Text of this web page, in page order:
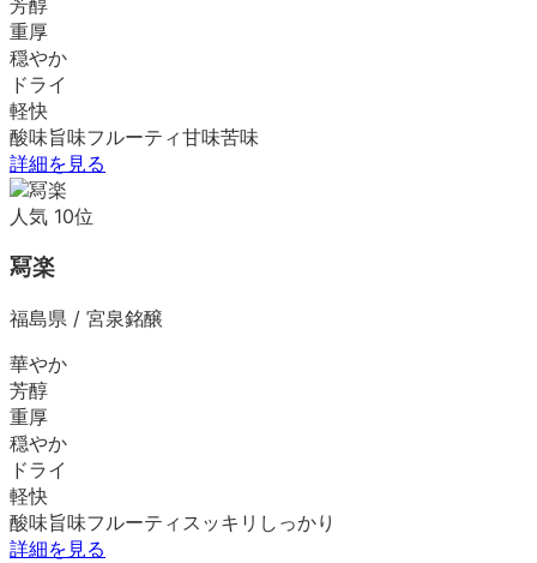
重厚
穏やか
ドライ
軽快
酸味旨味フルーティ甘味苦味
詳細を見る
人気 10位
冩楽
福島県 / 宮泉銘醸
華やか
芳醇
重厚
穏やか
ドライ
軽快
酸味旨味フルーティ スッキリ しっかり
詳細を見る